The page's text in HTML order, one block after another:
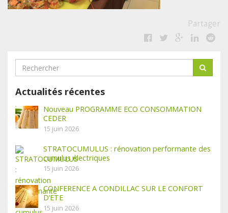
Partager
Actualités récentes
Nouveau PROGRAMME ECO CONSOMMATION
CEDER
15 juin 2026
STRATOCUMULUS : rénovation performante des
cumulus électriques
15 juin 2026
CONFERENCE A CONDILLAC SUR LE CONFORT
D’ETE
15 juin 2026